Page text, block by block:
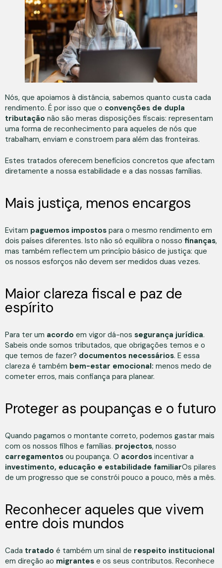
Nós, que apoiamos à distância, sabemos quanto custa cada
rendimento. É por isso que o convenções de dupla
tributação não são meras disposições fiscais: representam
uma forma de reconhecimento para aqueles de nós que
trabalham, enviam e constroem para além das fronteiras.
Estes tratados oferecem benefícios concretos que afectam
diretamente a nossa estabilidade e a das nossas famílias.
Mais justiça, menos encargos
Evitam paguemos impostos para o mesmo rendimento em
dois países diferentes. Isto não só equilibra o nosso finanças,
mas também reflectem um princípio básico de justiça: que
os nossos esforços não devem ser medidos duas vezes.
Maior clareza fiscal e paz de
espírito
Para ter um acordo em vigor dá-nos segurança jurídica.
Sabeis onde somos tributados, que obrigações temos e o
que temos de fazer? documentos necessários. E essa
clareza é também bem-estar emocional: menos medo de
cometer erros, mais confiança para planear.
Proteger as poupanças e o futuro
Quando pagamos o montante correto, podemos gastar mais
com os nossos filhos e famílias. projectos, nosso
carregamentos ou poupança. O acordos incentivar a
investimento, educação e estabilidade familiarOs pilares
de um progresso que se constrói pouco a pouco, mês a mês.
Reconhecer aqueles que vivem
entre dois mundos
Cada tratado é também um sinal de respeito institucional
em direção ao migrantes e os seus contributos. Reconhece